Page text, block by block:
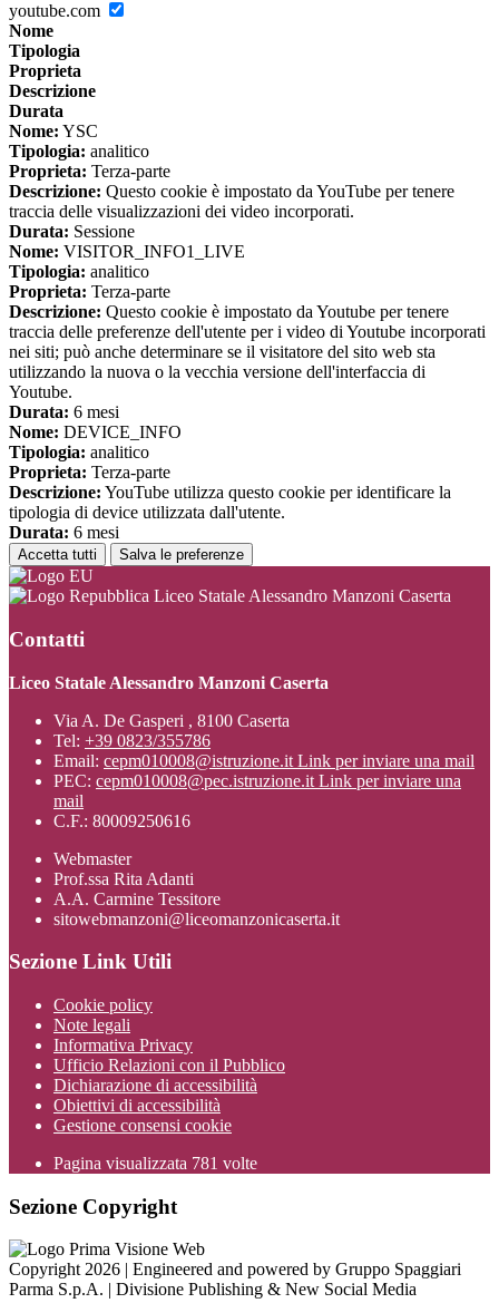
youtube.com
Nome
Tipologia
Proprieta
Descrizione
Durata
Nome: YSC
Tipologia: analitico
Proprieta: Terza-parte
Descrizione: Questo cookie è impostato da YouTube per tenere
traccia delle visualizzazioni dei video incorporati.
Durata: Sessione
Nome: VISITOR_INFO1_LIVE
Tipologia: analitico
Proprieta: Terza-parte
Descrizione: Questo cookie è impostato da Youtube per tenere
traccia delle preferenze dell'utente per i video di Youtube incorporati
nei siti; può anche determinare se il visitatore del sito web sta
utilizzando la nuova o la vecchia versione dell'interfaccia di
Youtube.
Durata: 6 mesi
Nome: DEVICE_INFO
Tipologia: analitico
Proprieta: Terza-parte
Descrizione: YouTube utilizza questo cookie per identificare la
tipologia di device utilizzata dall'utente.
Durata: 6 mesi
Accetta tutti Salva le preferenze
Liceo Statale Alessandro Manzoni Caserta
Contatti
Liceo Statale Alessandro Manzoni Caserta
Via A. De Gasperi , 8100 Caserta
Tel: +39 0823/355786
Email: cepm010008@istruzione.it Link per inviare una mail
PEC: cepm010008@pec.istruzione.it Link per inviare una
mail
C.F.: 80009250616
Webmaster
Prof.ssa Rita Adanti
A.A. Carmine Tessitore
sitowebmanzoni@liceomanzonicaserta.it
Sezione Link Utili
Cookie policy
Note legali
Informativa Privacy
Ufficio Relazioni con il Pubblico
Dichiarazione di accessibilità
Obiettivi di accessibilità
Gestione consensi cookie
Pagina visualizzata 781 volte
Sezione Copyright
Copyright 2026 | Engineered and powered by Gruppo Spaggiari
Parma S.p.A. | Divisione Publishing & New Social Media